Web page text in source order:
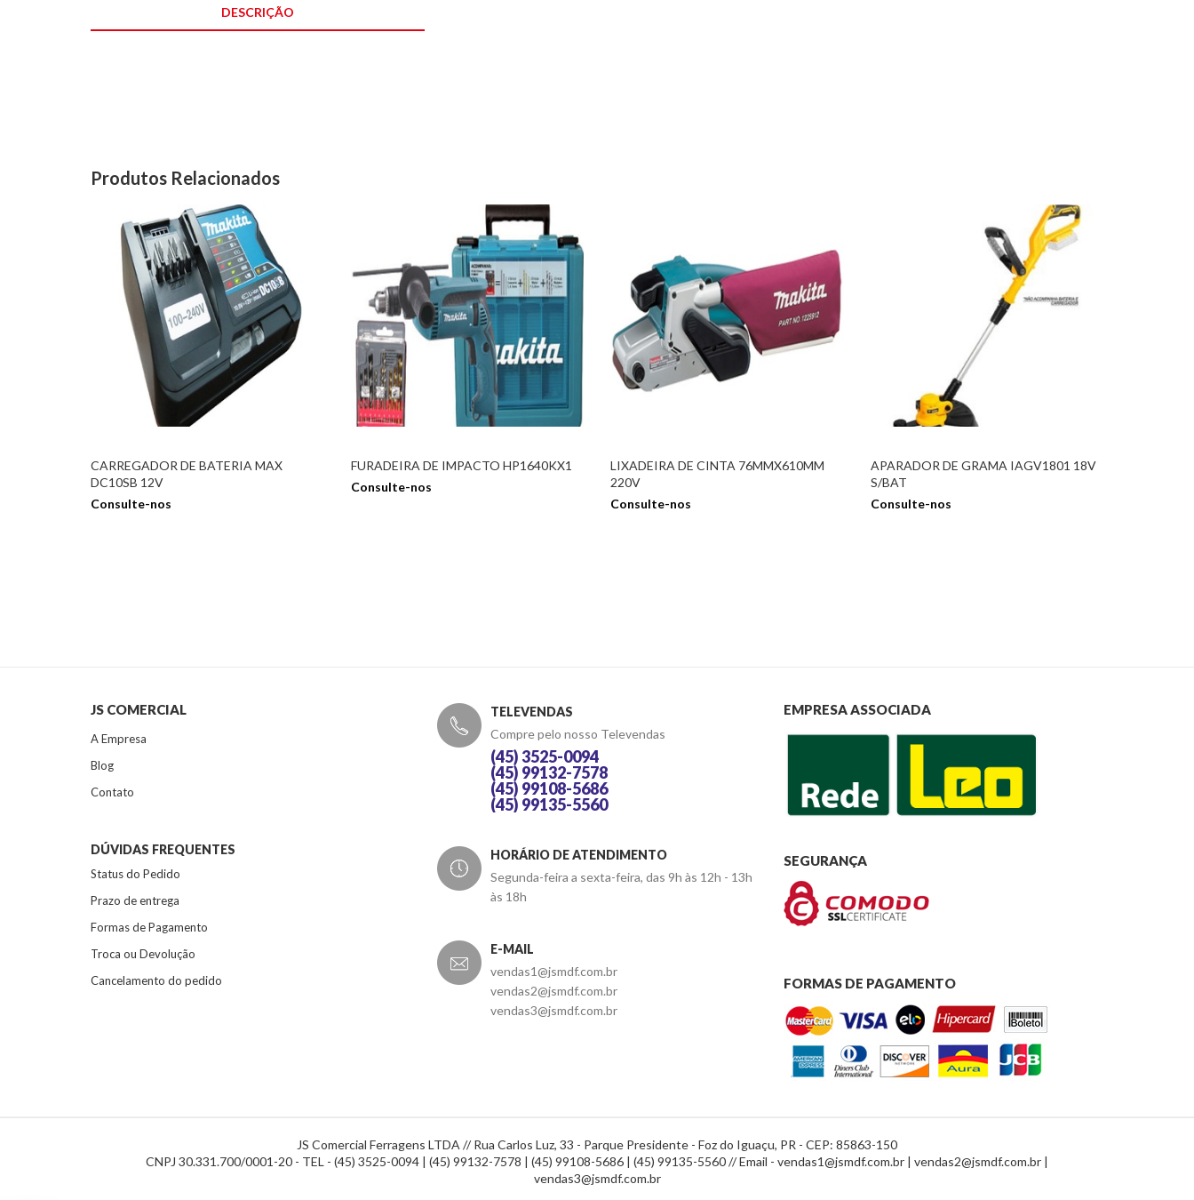
DESCRIÇÃO
Produtos Relacionados
CARREGADOR DE BATERIA MAX
DC10SB 12V
Consulte-nos
FURADEIRA DE IMPACTO HP1640KX1
Consulte-nos
LIXADEIRA DE CINTA 76MMX610MM
220V
Consulte-nos
APARADOR DE GRAMA IAGV1801 18V
S/BAT
Consulte-nos
JS COMERCIAL
A Empresa
Blog
Contato
DÚVIDAS FREQUENTES
Status do Pedido
Prazo de entrega
Formas de Pagamento
Troca ou Devolução
Cancelamento do pedido
TELEVENDAS
Compre pelo nosso Televendas
(45) 3525-0094
(45) 99132-7578
(45) 99108-5686
(45) 99135-5560
HORÁRIO DE ATENDIMENTO
Segunda-feira a sexta-feira, das 9h às 12h - 13h
às 18h
E-MAIL
vendas1@jsmdf.com.br
vendas2@jsmdf.com.br
vendas3@jsmdf.com.br
EMPRESA ASSOCIADA
SEGURANÇA
FORMAS DE PAGAMENTO
JS Comercial Ferragens LTDA // Rua Carlos Luz, 33 - Parque Presidente - Foz do Iguaçu, PR - CEP: 85863-150
CNPJ 30.331.700/0001-20 - TEL - (45) 3525-0094 | (45) 99132-7578 | (45) 99108-5686 | (45) 99135-5560 // Email - vendas1@jsmdf.com.br | vendas2@jsmdf.com.br |
vendas3@jsmdf.com.br